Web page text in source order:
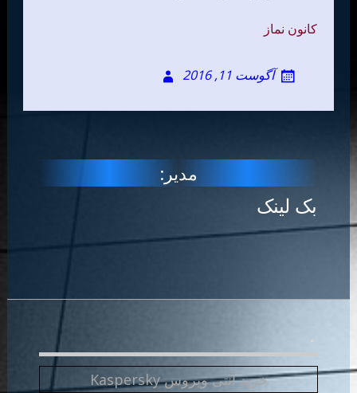
کانون نماز
آگوست 11, 2016
مدیر:
بک لینک
.
خرید آنتی ویروس Kaspersky